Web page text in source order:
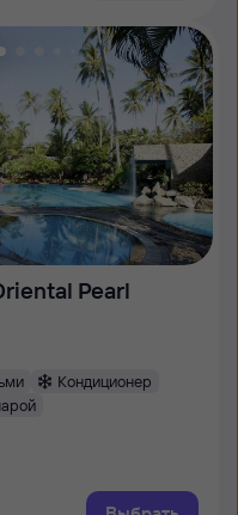
Pearl
Кондиционер